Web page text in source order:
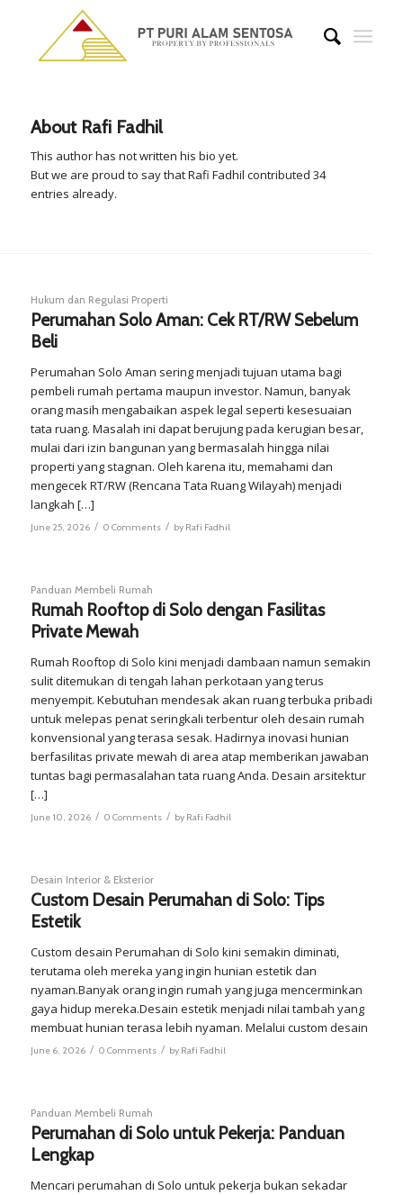
About Rafi Fadhil
This author has not written his bio yet.
But we are proud to say thatRafi Fadhil contributed 34
entries already.
Hukum dan Regulasi Properti
Perumahan Solo Aman: Cek RT/RW Sebelum
Beli
Perumahan Solo Aman sering menjadi tujuan utama bagi
pembeli rumah pertama maupun investor. Namun, banyak
orang masih mengabaikan aspek legal seperti kesesuaian
tata ruang. Masalah ini dapat berujung pada kerugian besar,
mulai dari izin bangunan yang bermasalah hingga nilai
properti yang stagnan. Oleh karena itu, memahami dan
mengecek RT/RW (Rencana Tata Ruang Wilayah) menjadi
langkah […]
June 25, 2026 / 0 Comments / by Rafi Fadhil
Panduan Membeli Rumah
Rumah Rooftop di Solo dengan Fasilitas
Private Mewah
Rumah Rooftop di Solo kini menjadi dambaan namun semakin
sulit ditemukan di tengah lahan perkotaan yang terus
menyempit. Kebutuhan mendesak akan ruang terbuka pribadi
untuk melepas penat seringkali terbentur oleh desain rumah
konvensional yang terasa sesak. Hadirnya inovasi hunian
berfasilitas private mewah di area atap memberikan jawaban
tuntas bagi permasalahan tata ruang Anda. Desain arsitektur
[…]
June 10, 2026 / 0 Comments / by Rafi Fadhil
Desain Interior & Eksterior
Custom Desain Perumahan di Solo: Tips
Estetik
Custom desain Perumahan di Solo kini semakin diminati,
terutama oleh mereka yang ingin hunian estetik dan
nyaman.Banyak orang ingin rumah yang juga mencerminkan
gaya hidup mereka.Desain estetik menjadi nilai tambah yang
membuat hunian terasa lebih nyaman. Melalui custom desain
June 6, 2026 / 0 Comments / by Rafi Fadhil
Panduan Membeli Rumah
Perumahan di Solo untuk Pekerja: Panduan
Lengkap
Mencari perumahan di Solo untuk pekerja bukan sekadar